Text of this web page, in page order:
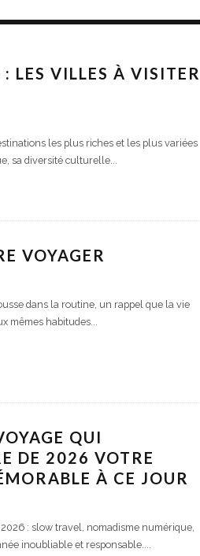
LES VILLES À VISITER
les plus riches et les plus variées
sa diversité culturelle...
VOYAGER
dans la routine, un rappel que la vie
mêmes habitudes...
QUI
DE 2026 VOTRE
À CE JOUR
: slow travel, nomadisme numérique,
inoubliable et responsable....